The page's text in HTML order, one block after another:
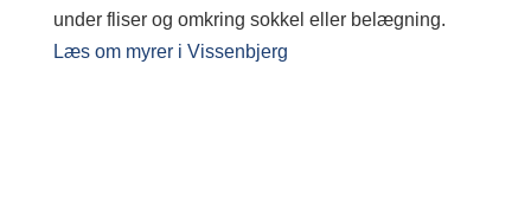
under fliser og omkring sokkel eller belægning.
Læs om myrer i Vissenbjerg